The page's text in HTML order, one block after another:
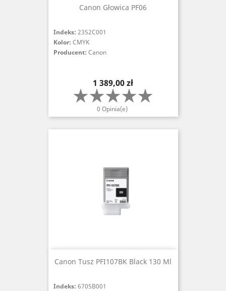
Canon Głowica PF06
Indeks: 2352C001
Kolor: CMYK
Producent: Canon
Cena
1 389,00 zł
0 Opinia(e)
Canon Tusz PFI107BK Black 130 Ml
Indeks: 6705B001